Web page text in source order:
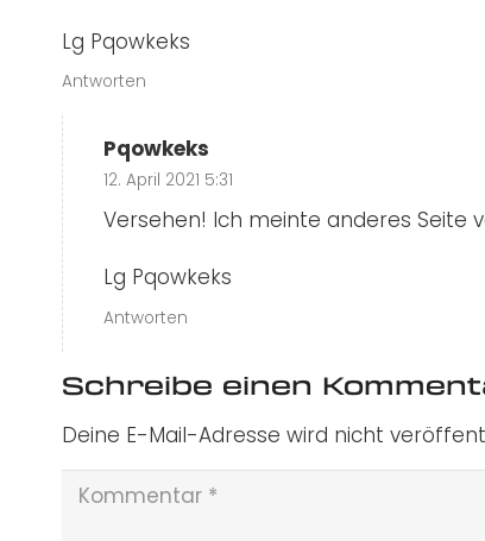
Lg Pqowkeks
Antworten
Pqowkeks
12. April 2021 5:31
Versehen! Ich meinte anderes Seite
Lg Pqowkeks
Antworten
Schreibe einen
Deine E-Mail-Adresse wird nicht